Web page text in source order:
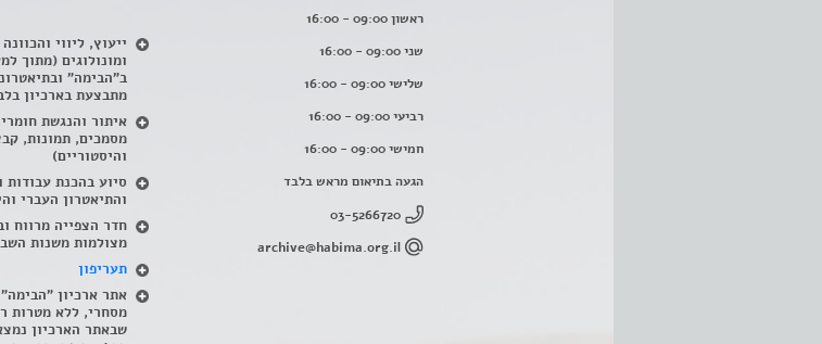
ראשון 09:00 - 16:00
שני 09:00 - 16:00
שלישי 09:00 - 16:00
רביעי 09:00 - 16:00
חמישי 09:00 - 16:00
הגעה בתיאום מראש בלבד
03-5266720
archive@habima.org.il
ייעוץ, ליווי
ב"הבימה"
מתבצעת בארכיון
איתור והנגשת
מסמכים, תמונות,
והיסטוריים)
סיוע בהכנת
והתיאטרון העברי
מצולמות משנות
תעריפון
אתר ארכיון
מסחרי, ללא מטרות
שבאתר הארכיון